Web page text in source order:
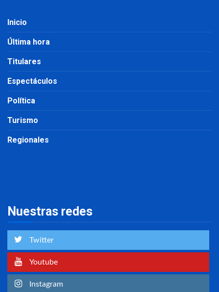
Inicio
Última hora
Titulares
Espectáculos
Política
Turismo
Regionales
Nuestras redes
Twitter
Youtube
Instagram